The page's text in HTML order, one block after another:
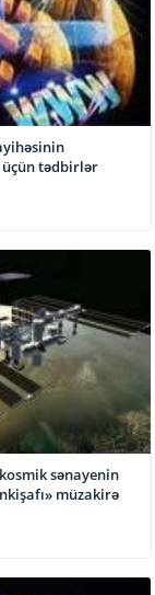
üçün tədbirlər
sənayenin
müzakirə